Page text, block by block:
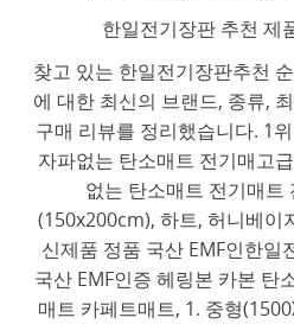
한일전기장판 추천 제
찾고 있는 한일전기장판추천
에 대한 최신의 브랜드, 종류,
구매 리뷰를 정리했습니다. 1
자파없는 탄소매트 전기매고
없는 탄소매트 전기매트
(150x200cm), 하트, 허니베이
신제품 정품 국산 EMF인한일
국산 EMF인증 헤링본 카본 탄
매트 카페트매트, 1. 중형